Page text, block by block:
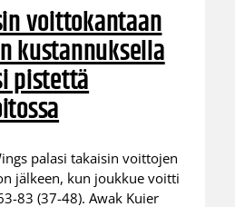
voittokantaan
kustannuksella
pistettä
palasi takaisin voittojen
jälkeen, kun joukkue voitti
83 (37-48). Awak Kuier